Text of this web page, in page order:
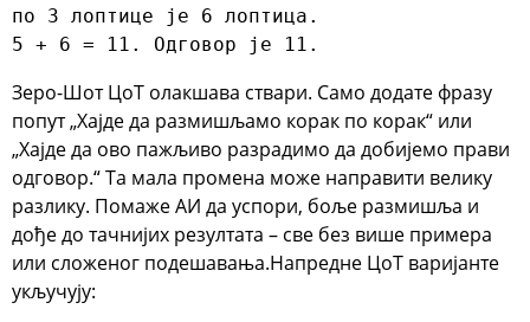
по 3 лоптице је 6 лоптица.
5 + 6 = 11. Одговор је 11.
Зеро-Шот ЦоТ олакшава ствари. Само додате фразу
попут „Хајде да размишљамо корак по корак“ или
„Хајде да ово пажљиво разрадимо да добијемо прави
одговор.“ Та мала промена може направити велику
разлику. Помаже АИ да успори, боље размишља и
дође до тачнијих резултата – све без више примера
или сложеног подешавања.Напредне ЦоТ варијанте
укључују: